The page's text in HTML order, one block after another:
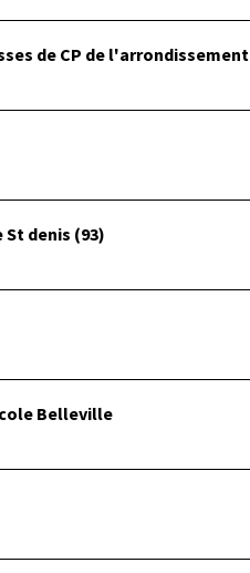
de CP de l'arrondissement
denis (93)
Belleville